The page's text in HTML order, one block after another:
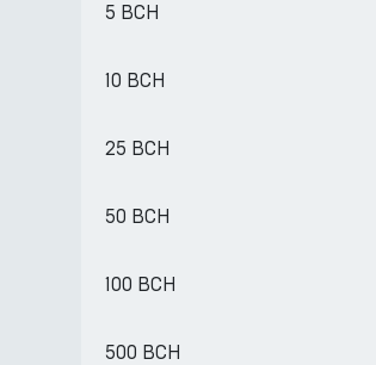
5 BCH
10 BCH
25 BCH
50 BCH
100 BCH
500 BCH